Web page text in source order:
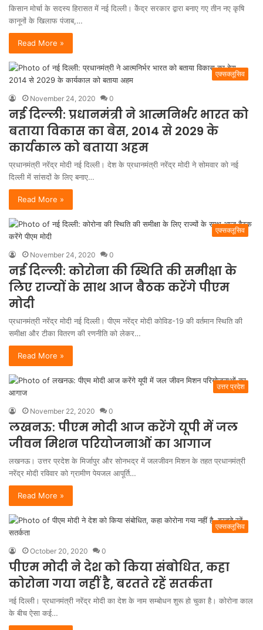
किसान मोर्चा के सदस्य हिरासत में नई दिल्ली। केेंद्र सरकार द्वारा बनाए गए तीन नए कृषि
कानूनों के खिलाफ पंजाब,…
Read More »
एक्सक्लूसिव
November 24, 2020 0
नई दिल्ली: प्रधानमंत्री ने आत्मनिर्भर भारत को
बताया विकास का बेस, 2014 से 2029 के
कार्यकाल को बताया अहम
प्रधानमंत्री नरेंद्र मोदी नई दिल्ली। देश के प्रधानमंत्री नरेंद्र मोदी ने सोमवार को नई
दिल्ली में सांसदों के लिए बनाए…
Read More »
एक्सक्लूसिव
November 24, 2020 0
नई दिल्ली: कोरोना की स्थिति की समीक्षा के
लिए राज्यों के साथ आज बैठक करेंगे पीएम
मोदी
प्रधानमंत्री नरेंद्र मोदी नई दिल्ली। पीएम नरेंद्र मोदी कोविड-19 की वर्तमान स्थिति की
समीक्षा और टीका वितरण की रणनीति को लेकर…
Read More »
उत्तर प्रदेश
November 22, 2020 0
लखनऊ: पीएम मोदी आज करेंगे यूपी में जल
जीवन मिशन परियोजनाओं का आगाज
लखनऊ। उत्तर प्रदेश के मिर्जापुर और सोनभद्र में जलजीवन मिशन के तहत प्रधानमंत्री
नरेंद्र मोदी रविवार को ग्रामीण पेयजल आपूर्ति…
Read More »
एक्सक्लूसिव
October 20, 2020 0
पीएम मोदी ने देश को किया संबोधित, कहा
कोरोना गया नहीं है, बरतते रहें सतर्कता
नई दिल्ली। प्रधानमंत्री नरेंद्र मोदी का देश के नाम सम्बोधन शुरू हो चुका है। कोरोना काल
के बीच ऐसा कई…